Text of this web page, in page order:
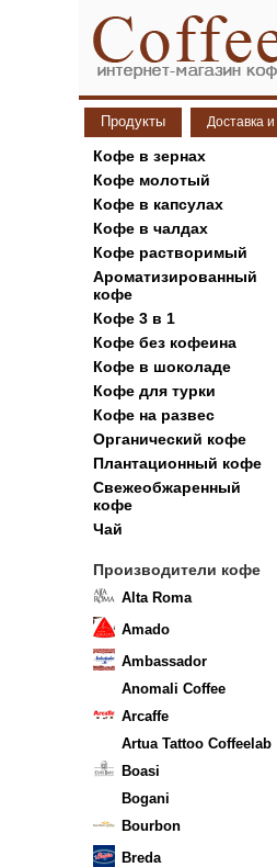
Продукты Доставка
Кофе в зернах
Кофе молотый
Кофе в капсулах
Кофе в чалдах
Кофе растворимый
Ароматизированный
кофе
Кофе 3 в 1
Кофе без кофеина
Кофе в шоколаде
Кофе для турки
Кофе на развес
Органический кофе
Плантационный кофе
Свежеобжаренный
кофе
Чай
Производители кофе
Alta Roma
Amado
Ambassador
Anomali Coffee
Arcaffe
Artua Tattoo Coffeelab
Boasi
Bogani
Bourbon
Breda